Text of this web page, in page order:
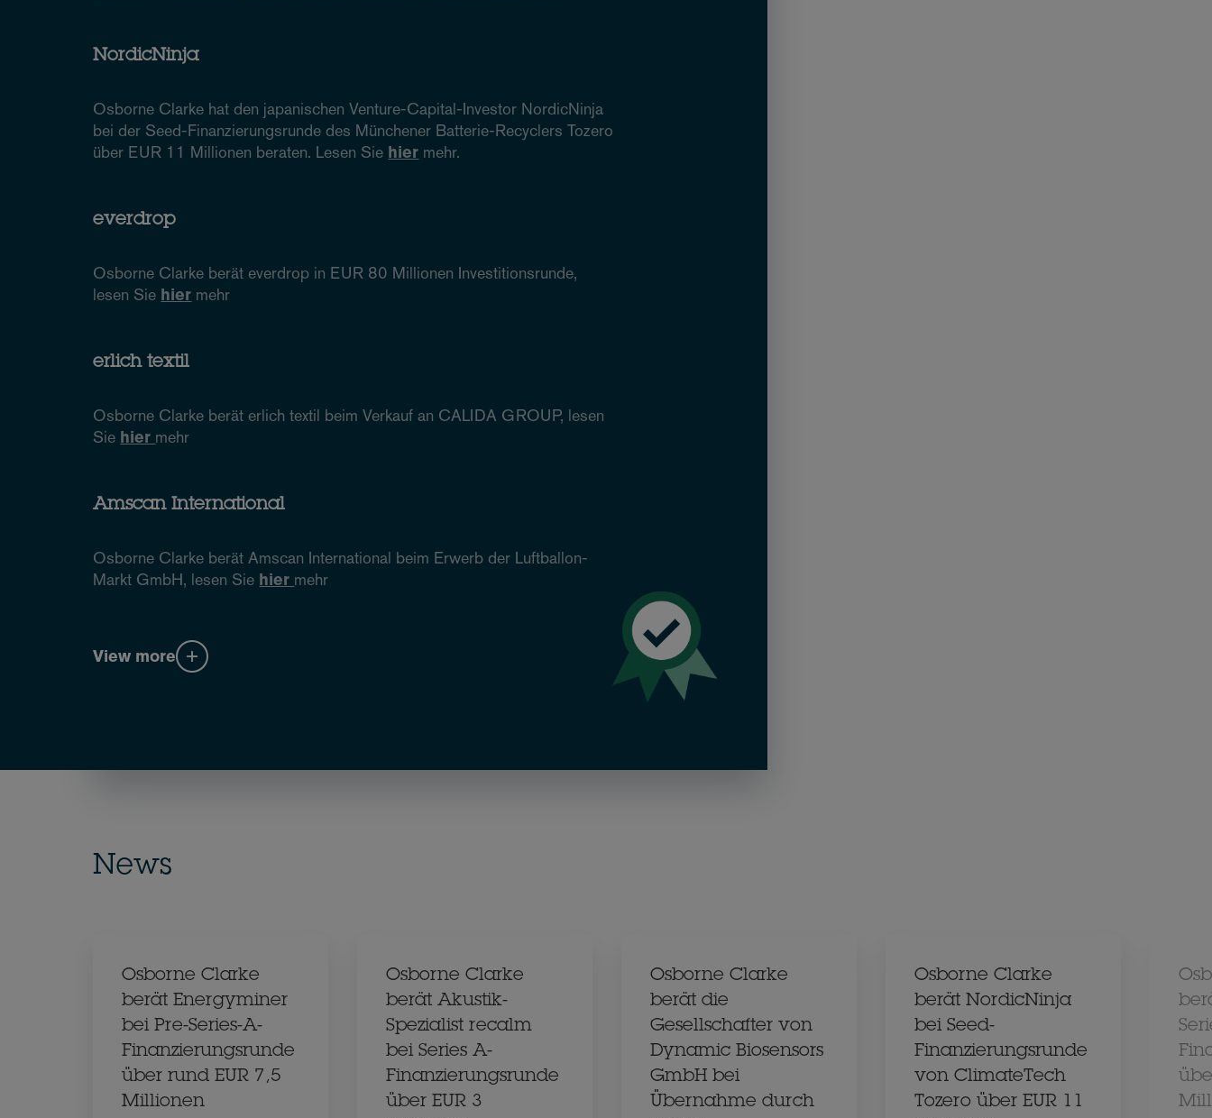
NordicNinja
Osborne Clarke hat den japanischen Venture-Capital-Investor NordicNinja
bei der Seed-Finanzierungsrunde des Münchener Batterie-Recyclers Tozero
über EUR 11 Millionen beraten. Lesen Sie hier mehr.
everdrop
Osborne Clarke berät everdrop in EUR 80 Millionen Investitionsrunde,
lesen Sie hier mehr
erlich textil
Osborne Clarke berät erlich textil beim Verkauf an CALIDA GROUP, lesen
Sie hier mehr
Amscan International
Osborne Clarke berät Amscan International beim Erwerb der Luftballon-
Markt GmbH, lesen Sie hier mehr
View more
News
Osborne Clarke
berät Energyminer
bei Pre-Series-A-
Finanzierungsrunde
über rund EUR 7,5
Millionen
Osborne Clarke
berät Akustik-
Spezialist recalm
bei Series A-
Finanzierungsrunde
über EUR 3
Osborne Clarke
berät die
Gesellschafter von
Dynamic Biosensors
GmbH bei
Übernahme durch
Osborne Clarke
berät NordicNinja
bei Seed-
Finanzierungsrunde
von ClimateTech
Tozero über EUR 11